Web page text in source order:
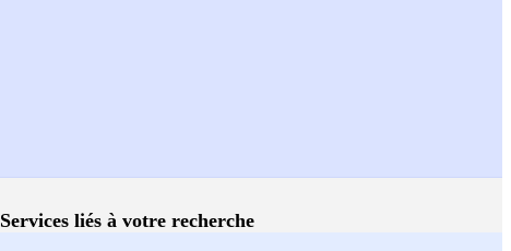
Services liés à votre recherche